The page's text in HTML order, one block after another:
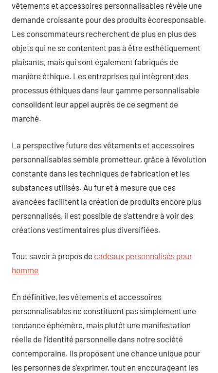
vêtements et accessoires personnalisables révèle une
demande croissante pour des produits écoresponsable.
Les consommateurs recherchent de plus en plus des
objets qui ne se contentent pas à être esthétiquement
plaisants, mais qui sont également fabriqués de
manière éthique. Les entreprises qui intègrent des
processus éthiques dans leur gamme personnalisable
consolident leur appel auprès de ce segment de
marché.
La perspective future des vêtements et accessoires
personnalisables semble prometteur, grâce à l’évolution
constante dans les techniques de fabrication et les
substances utilisés. Au fur et à mesure que ces
avancées facilitent la création de produits encore plus
personnalisés, il est possible de s’attendre à voir des
créations vestimentaires plus diversifiées.
Tout savoir à propos de cadeaux personnalisés pour
homme
En définitive, les vêtements et accessoires
personnalisables ne constituent pas simplement une
tendance éphémère, mais plutôt une manifestation
réelle de l’identité personnelle dans notre société
contemporaine. Ils proposent une chance unique pour
les personnes de s’exprimer, tout en encourageant les